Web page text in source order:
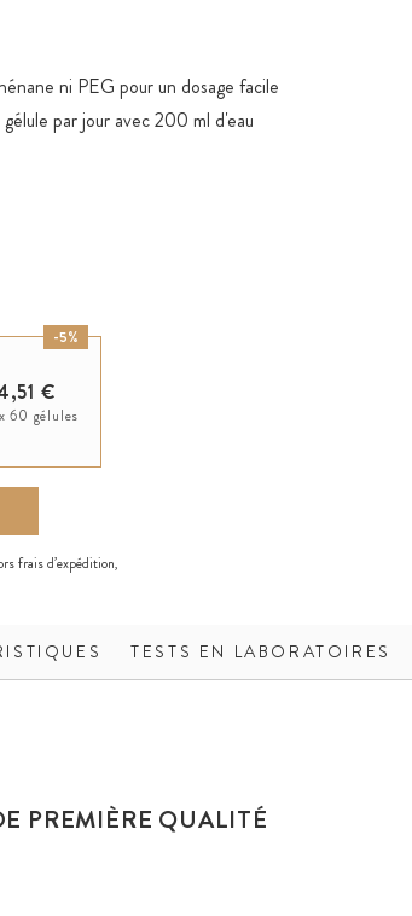
ni PEG pour un dosage facile
par jour avec 200 ml d'eau
-5%
€
60 gélules
frais d’expédition,
TESTS EN LABORATOIRES
PREMIÈRE QUALITÉ